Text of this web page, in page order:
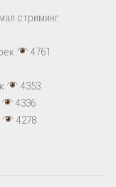
стриминг
4761
4353
4336
4278